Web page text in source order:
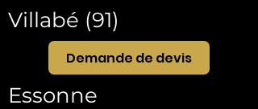
Villabé (91)
Demande de devis
Essonne